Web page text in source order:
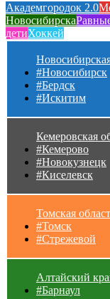
Академгородок 2.0
Новосибирска
детиХоккей
#Новосибирск
#Бердск
#Искитим
Кемеровская
#Кемерово
#Новокузнецк
#Киселевск
Томская
#Томск
#Стрежевой
Алтайский
#Барнаул